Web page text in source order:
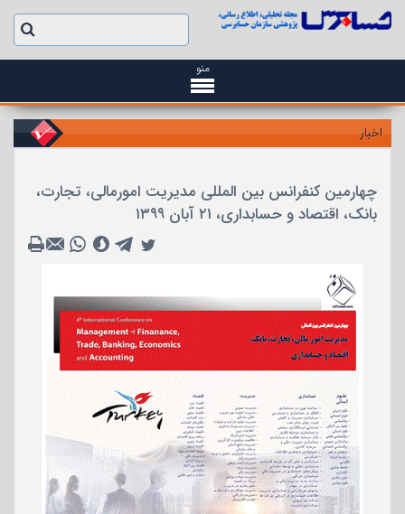
منو
اخبار
چهارمین کنفرانس بین المللی مدیریت امورمالی، تجارت،
بانک، اقتصاد و حسابداری، ۲۱ آبان ۱۳۹۹